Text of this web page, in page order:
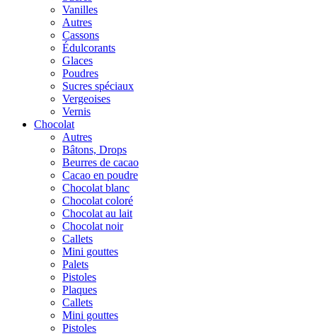
Vanilles
Autres
Cassons
Édulcorants
Glaces
Poudres
Sucres spéciaux
Vergeoises
Vernis
Chocolat
Autres
Bâtons, Drops
Beurres de cacao
Cacao en poudre
Chocolat blanc
Chocolat coloré
Chocolat au lait
Chocolat noir
Callets
Mini gouttes
Palets
Pistoles
Plaques
Callets
Mini gouttes
Pistoles